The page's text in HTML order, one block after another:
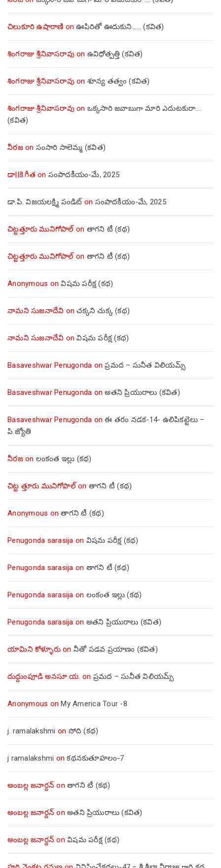
చిలుకూరి ఉషారాణి onఊపిరితో ఊదుకుని…… (కవిత)
శింగరాజు శ్రీనివాసరావుon ఉవిధోత్పత్తి (కవిత)
శింగరాజు శ్రీనివాసరావుon శూన్య తత్వం (కవిత)
శింగరాజు శ్రీనివాసరావుon ఒక్కసారి జవాబుగా మారి ఎదుటకురా….
(కవిత)
నీరజon సంసారి సాలెమ్మ (కవిత)
డా||కె.గీత on సంపాదకీయం-మే, 2025
డా.పి. విజయలక్ష్మి పండిట్ on సంపాదకీయం-మే, 2025
చిట్టత్తూరు మునిగోపాల్on తాగని టీ (కథ)
చిట్టత్తూరు మునిగోపాల్on తాగని టీ (కథ)
Anonymous onవిషమ పరీక్ష (క‌థ‌)
నామని సుజనాదేవి onచక్కని చుక్క (కథ)
నామని సుజనాదేవి onవిషమ పరీక్ష (క‌థ‌)
Basaveshwar Penugonda onప్రమద – సునీత విలియమ్స్
Basaveshwar Penugonda onఅతని ప్రియురాలు (కవిత)
Basaveshwar Penugonda onఈ తరం నడక-14- ఉలిపికట్టెలు –
పి.జ్యోతి
నీరజon లంకంత ఇల్లు (కథ)
చిట్ట త్తూరు మునిగోపాల్on తాగని టీ (కథ)
Anonymous onతాగని టీ (కథ)
Penugonda sarasija on విషమ పరీక్ష (క‌థ‌)
Penugonda sarasija on తాగని టీ (కథ)
Penugonda sarasija on లంకంత ఇల్లు (కథ)
Penugonda sarasija on అతని ప్రియురాలు (కవిత)
యామిని కోళ్ళూరుon నీతో పడవ ప్రయాణం (కవిత)
దుద్దుంపూడి అనసూ య. on ప్రమద – సునీత విలియమ్స్
Anonymous onMy America Tour -8
j. ramalakshmi on సోది (కథ)
j ramalakshmi onకథనకుతూహలం-7
అంబల్ల జనార్దన్ on తాగని టీ (కథ)
అంబల్ల జనార్దన్ on అతని ప్రియురాలు (కవిత)
అంబల్ల జనార్దన్ on విషమ పరీక్ష (క‌థ‌)